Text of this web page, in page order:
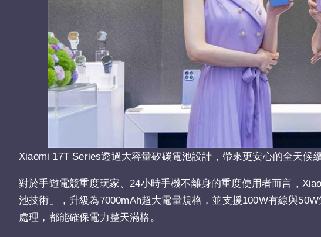
Xiaomi 17T Series透過大容量矽碳電池設計，帶來更安心的全天候續
對於手遊電競重度玩家、24小時手機不離身的重度使用者而言，
池技術」，升級為7000mAh超大電量規格，並支援100W有線與
處理，都能確保電力整天滿格。